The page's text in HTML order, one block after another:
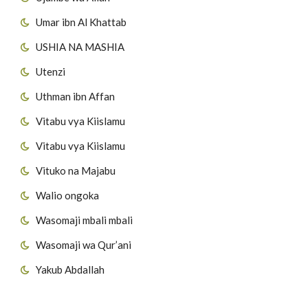
Umar ibn Al Khattab
USHIA NA MASHIA
Utenzi
Uthman ibn Affan
Vitabu vya Kiislamu
Vitabu vya Kiislamu
Vituko na Majabu
Walio ongoka
Wasomaji mbali mbali
Wasomaji wa Qur’ani
Yakub Abdallah